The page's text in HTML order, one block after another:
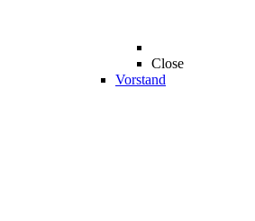
Close
Vorstand